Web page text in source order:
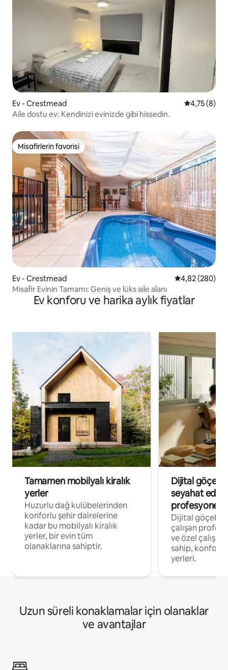
Ev - Crestmead 5 üzerinden
4,75 (8)
Aile dostu ev: Kendinizi evinizde gibi hissedin.
Misafirlerin favorisi
Misafirlerin favorisi
Ev - Crestmead 5 üzerinden
4,82 (280)
Misafir Evinin Tamamı: Geniş ve lüks aile alanı
Ev konforu ve harika aylık fiyatlar
Tamamen mobilyalı kiralık
yerler
Huzurlu dağ kulübelerinden
konforlu şehir dairelerine
kadar bu mobilyalı kiralık
yerler, bir evin tüm
olanaklarına sahiptir.
Dijital
seyahat eden
Dijital
çalışan
ve özel
sahip,
yerleri.
Uzun süreli konaklamalar için olanaklar
ve avantajlar